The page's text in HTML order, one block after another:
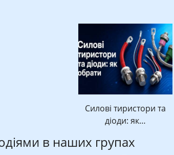
Силові тиристори та
діоди: як…
в наших групах